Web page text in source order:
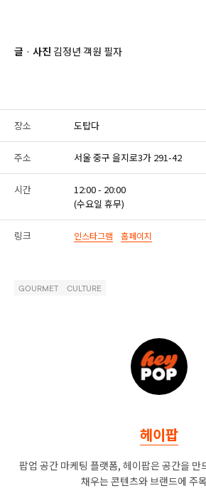
글 · 사진 김정년 객원 필자
장소 도탑다
주소 서울 중구 을지로3가 291-42
시간
12:00 - 20:00
(수요일 휴무)
링크 인스타그램 홈페이지
GOURMET CULTURE
헤이팝
팝업 공간 마케팅 플랫폼, 헤이팝은 공간을 만
채우는 콘텐츠와 브랜드에 주